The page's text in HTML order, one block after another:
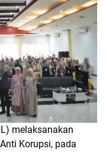
melaksanakan
Korupsi, pada